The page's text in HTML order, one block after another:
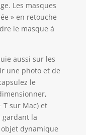
Les masques
» en retouche
le masque à
aussi sur les
une photo et de
le
T sur Mac) et
la
dynamique